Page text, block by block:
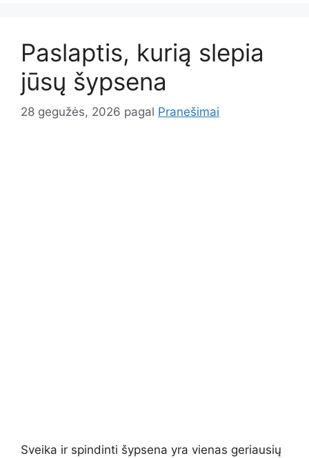
Paslaptis, kurią slepia
jūsų šypsena
28 gegužės, 2026 pagal Pranešimai
Sveika ir spindinti šypsena yra vienas geriausių